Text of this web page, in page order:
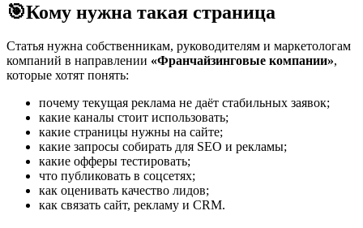
🎯Кому нужна такая страница
Статья нужна собственникам, руководителям и маркетологам
компаний в направлении «Франчайзинговые компании»,
которые хотят понять:
почему текущая реклама не даёт стабильных заявок;
какие каналы стоит использовать;
какие страницы нужны на сайте;
какие запросы собирать для SEO и рекламы;
какие офферы тестировать;
что публиковать в соцсетях;
как оценивать качество лидов;
как связать сайт, рекламу и CRM.